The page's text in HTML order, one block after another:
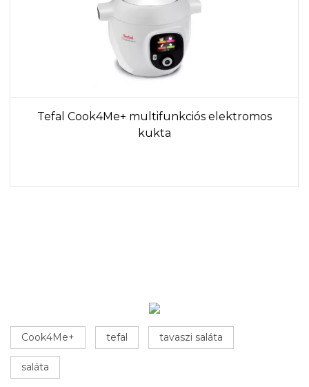
Tefal Cook4Me+ multifunkciós elektromos
kukta
Cook4Me+ tefal tavaszi saláta
saláta